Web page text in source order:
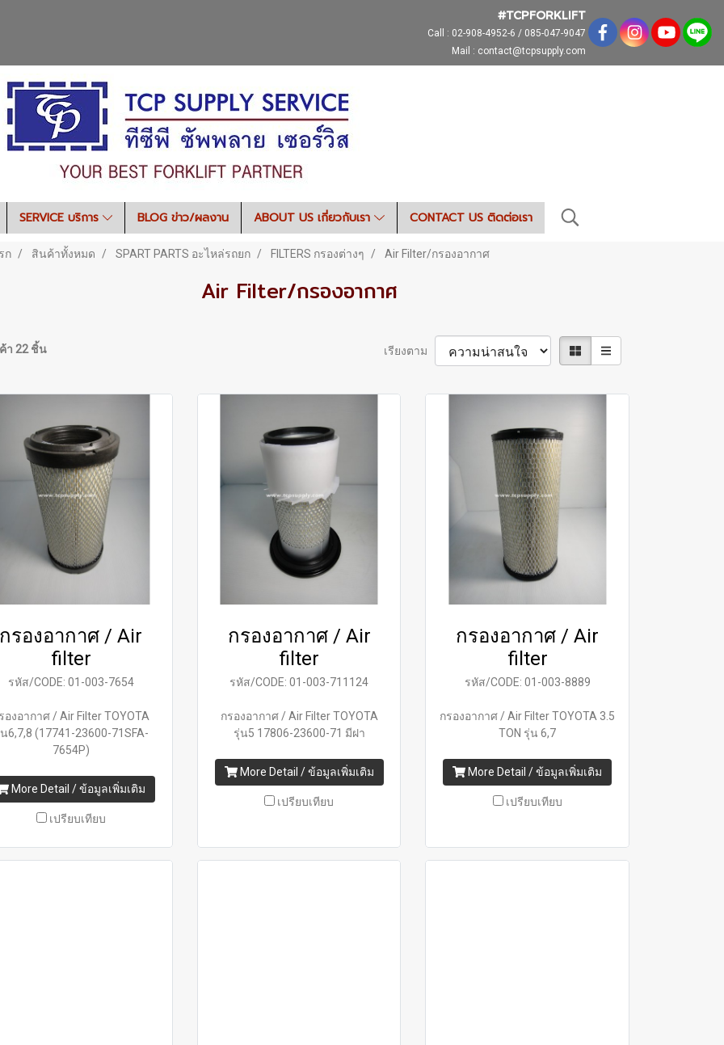
#TCPFORKLIFT
Call : 02-908-4952-6 / 085-047-9047
Mail : contact@tcpsupply.com
SERVICE บริการ BLOG ข่าว/ผลงาน ABOUT US เกี่ยวกับเรา CONTACT US ติดต่อเรา
ก สินค้าทั้งหมด SPART PARTS อะไหล่รถยก FILTERS กรองต่างๆ Air Filter/กรองอากาศ
Air Filter/กรองอากาศ
า 22 ชิ้น เรียงตาม
กรองอากาศ / Air
filter
รหัส/CODE: 01-003-7654
องอากาศ / Air Filter TOYOTA
6,7,8 (17741-23600-71SFA-
7654P)
More Detail / ข้อมูลเพิ่มเติม
เปรียบเทียบ
กรองอากาศ / Air
filter
รหัส/CODE: 01-003-711124
กรองอากาศ / Air Filter TOYOTA
รุ่น5 17806-23600-71 มีฝา
More Detail / ข้อมูลเพิ่มเติม
เปรียบเทียบ
กรองอากาศ / Air
filter
รหัส/CODE: 01-003-8889
กรองอากาศ / Air Filter TOYOTA 3.5
TON รุ่น 6,7
More Detail / ข้อมูลเพิ่มเติม
เปรียบเทียบ